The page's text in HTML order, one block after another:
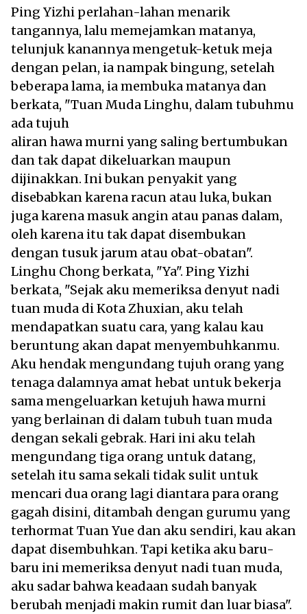
Ping Yizhi perlahan-lahan menarik
tangannya, lalu memejamkan matanya,
telunjuk kanannya mengetuk-ketuk meja
dengan pelan, ia nampak bingung, setelah
beberapa lama, ia membuka matanya dan
berkata, "Tuan Muda Linghu, dalam tubuhmu
ada tujuh
aliran hawa murni yang saling bertumbukan
dan tak dapat dikeluarkan maupun
dijinakkan. Ini bukan penyakit yang
disebabkan karena racun atau luka, bukan
juga karena masuk angin atau panas dalam,
oleh karena itu tak dapat disembukan
dengan tusuk jarum atau obat-obatan".
Linghu Chong berkata, "Ya". Ping Yizhi
berkata, "Sejak aku memeriksa denyut nadi
tuan muda di Kota Zhuxian, aku telah
mendapatkan suatu cara, yang kalau kau
beruntung akan dapat menyembuhkanmu.
Aku hendak mengundang tujuh orang yang
tenaga dalamnya amat hebat untuk bekerja
sama mengeluarkan ketujuh hawa murni
yang berlainan di dalam tubuh tuan muda
dengan sekali gebrak. Hari ini aku telah
mengundang tiga orang untuk datang,
setelah itu sama sekali tidak sulit untuk
mencari dua orang lagi diantara para orang
gagah disini, ditambah dengan gurumu yang
terhormat Tuan Yue dan aku sendiri, kau akan
dapat disembuhkan. Tapi ketika aku baru-
baru ini memeriksa denyut nadi tuan muda,
aku sadar bahwa keadaan sudah banyak
berubah menjadi makin rumit dan luar biasa".